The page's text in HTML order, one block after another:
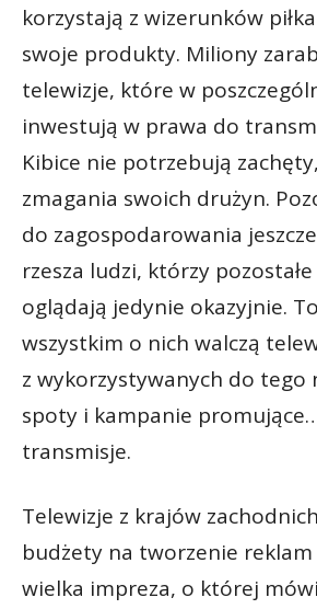
korzystają z wizerunków
swoje produkty. Miliony
telewizje, które w
inwestują w prawa do
Kibice nie potrzebują
zmagania swoich drużyn.
do zagospodarowania
rzesza ludzi, którzy
oglądają jedynie okazyjnie.
wszystkim o nich walczą
z wykorzystywanych do tego
spoty i kampanie
transmisje.
Telewizje z krajów
budżety na tworzenie
wielka impreza, o której